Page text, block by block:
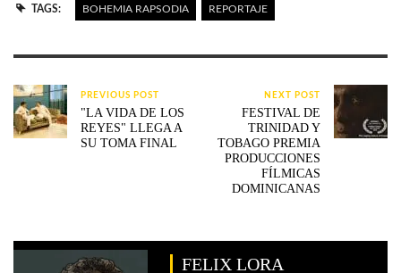
TAGS: BOHEMIA RAPSODIA REPORTAJE
PREVIOUS POST
"LA VIDA DE LOS
REYES" LLEGA A
SU TOMA FINAL
NEXT POST
FESTIVAL DE
TRINIDAD Y
TOBAGO PREMIA
PRODUCCIONES
FÍLMICAS
DOMINICANAS
FELIX LORA